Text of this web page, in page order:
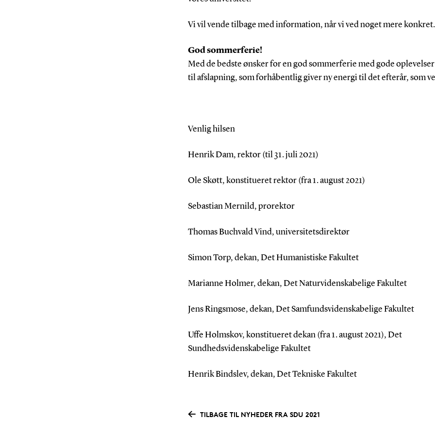
Vi vil vende tilbage med information, når vi ved noget mere konkret.
God sommerferie!
Med de bedste ønsker for en god sommerferie med gode
til afslapning, som forhåbentlig giver ny energi til det efterår, som
Venlig hilsen
Henrik Dam, rektor (til 31. juli 2021)
Ole Skøtt, konstitueret rektor (fra 1. august 2021)
Sebastian Mernild, prorektor
Thomas Buchvald Vind, universitetsdirektør
Simon Torp, dekan, Det Humanistiske Fakultet
Marianne Holmer, dekan, Det Naturvidenskabelige Fakultet
Jens Ringsmose, dekan, Det Samfundsvidenskabelige Fakultet
Uffe Holmskov, konstitueret dekan (fra 1. august 2021), Det
Sundhedsvidenskabelige Fakultet
Henrik Bindslev, dekan, Det Tekniske Fakultet
TILBAGE TIL NYHEDER FRA SDU 2021